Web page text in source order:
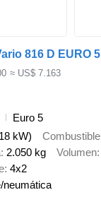
≈ US$ 7.163
Euro 5
kW) Combustible
2.050 kg Volumen
4x2
neumática